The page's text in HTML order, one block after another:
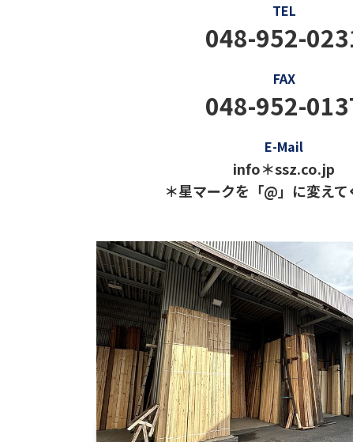
TEL
048-952-
FAX
048-952-
E-Mail
info＊ssz.co.jp
＊星マークを「@」に変えて